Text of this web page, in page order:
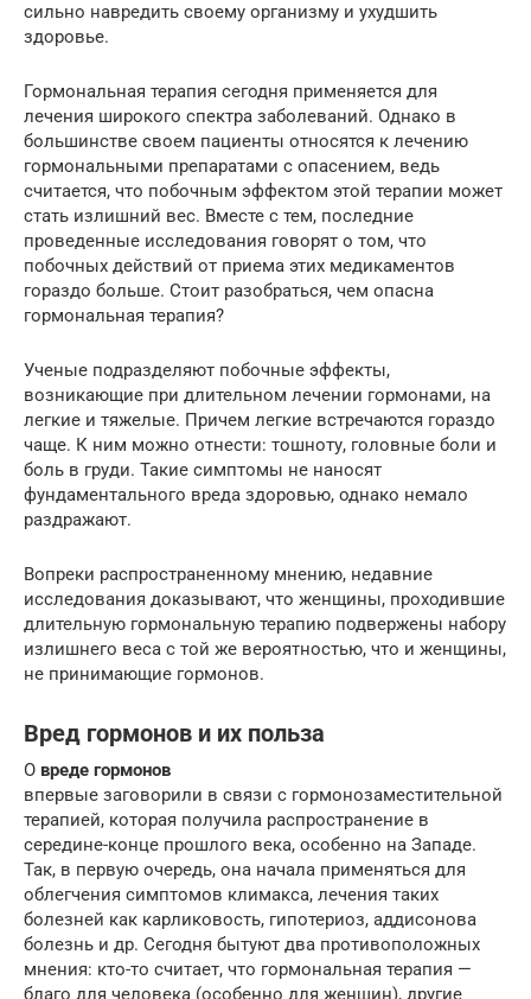
сильно навредить своему организму и ухудшить
здоровье.
Гормональная терапия сегодня применяется для
лечения широкого спектра заболеваний. Однако в
большинстве своем пациенты относятся к лечению
гормональными препаратами с опасением, ведь
считается, что побочным эффектом этой терапии может
стать излишний вес. Вместе с тем, последние
проведенные исследования говорят о том, что
побочных действий от приема этих медикаментов
гораздо больше. Стоит разобраться, чем опасна
гормональная терапия?
Ученые подразделяют побочные эффекты,
возникающие при длительном лечении гормонами, на
легкие и тяжелые. Причем легкие встречаются гораздо
чаще. К ним можно отнести: тошноту, головные боли и
боль в груди. Такие симптомы не наносят
фундаментального вреда здоровью, однако немало
раздражают.
Вопреки распространенному мнению, недавние
исследования доказывают, что женщины, проходившие
длительную гормональную терапию подвержены набору
излишнего веса с той же вероятностью, что и женщины,
не принимающие гормонов.
Вред гормонов и их польза
О вреде гормонов
впервые заговорили в связи с гормонозаместительной
терапией, которая получила распространение в
середине-конце прошлого века, особенно на Западе.
Так, в первую очередь, она начала применяться для
облегчения симптомов климакса, лечения таких
болезней как карликовость, гипотериоз, аддисонова
болезнь и др. Сегодня бытуют два противоположных
мнения: кто-то считает, что гормональная терапия —
благо для человека (особенно для женщин), другие